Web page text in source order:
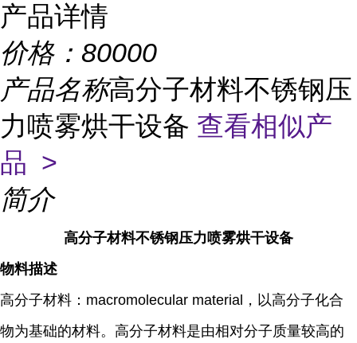
产品详情
价格： 80000
产品名称高分子材料不锈钢压
力喷雾烘干设备 查看相似产
品 >
简介
高分子材料不锈钢压力喷雾烘干设备
物料描述
高分子材料：macromolecular material，以高分子化合
物为基础的材料。高分子材料是由相对分子质量较高的